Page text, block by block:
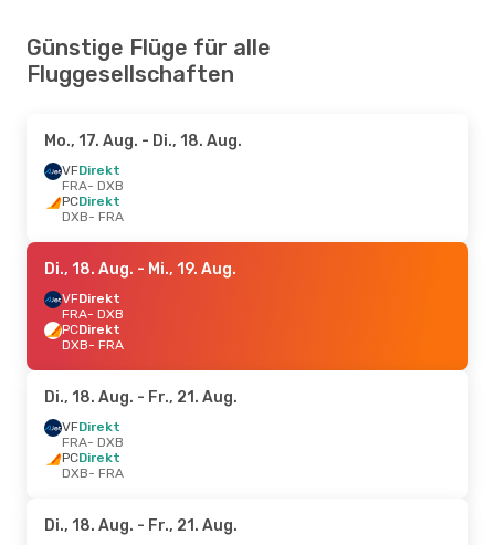
Günstige Flüge für alle
Fluggesellschaften
Mo., 17. Aug. - Di., 18. Aug.
VFDirekt
FRA- DXB
PCDirekt
DXB- FRA
Di., 18. Aug. - Mi., 19. Aug.
VFDirekt
FRA- DXB
PCDirekt
DXB- FRA
Di., 18. Aug. - Fr., 21. Aug.
VFDirekt
FRA- DXB
PCDirekt
DXB- FRA
Di., 18. Aug. - Fr., 21. Aug.